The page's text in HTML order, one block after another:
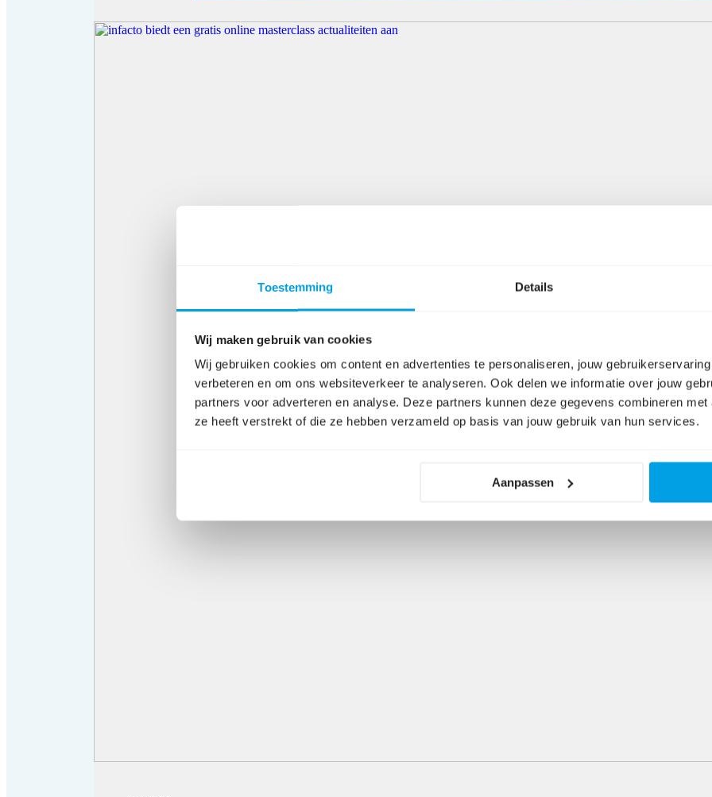
Toestemming Details
Wij maken gebruik van cookies
Wij gebruiken cookies om content en advertenties te personaliseren, jouw
verbeteren en om ons websiteverkeer te analyseren. Ook delen we informatie over jouw
partners voor adverteren en analyse. Deze partners kunnen deze gegevens combineren
ze heeft verstrekt of die ze hebben verzameld op basis van jouw gebruik van hun services.
Aanpassen